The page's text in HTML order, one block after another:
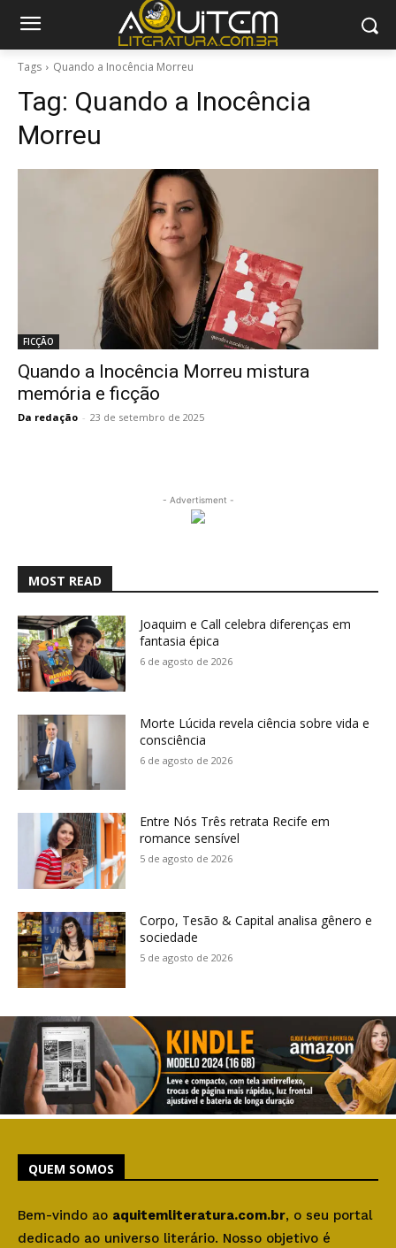
Tags Quando a Inocência Morreu
Tag: Quando a Inocência
Morreu
FICÇÃO
Quando a Inocência Morreu mistura
memória e ficção
Da redação - 23 de setembro de 2025
- Advertisment -
MOST READ
Joaquim e Call celebra diferenças em
fantasia épica
6 de agosto de 2026
Morte Lúcida revela ciência sobre vida e
consciência
6 de agosto de 2026
Entre Nós Três retrata Recife em
romance sensível
5 de agosto de 2026
Corpo, Tesão & Capital analisa gênero e
sociedade
5 de agosto de 2026
QUEM SOMOS
Bem-vindo ao aquitemliteratura.com.br, o seu portal
dedicado ao universo literário. Nosso objetivo é